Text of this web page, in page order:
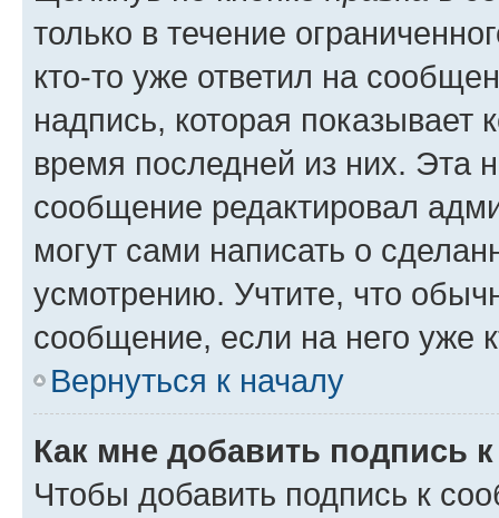
только в течение
кто-то уже ответил на
надпись, которая показывает
время последней из них. Эта
сообщение редактировал
могут сами написать о
усмотрению. Учтите, что
сообщение, если на него уже
Вернуться к началу
Как мне добавить подпись
Чтобы добавить подпись к